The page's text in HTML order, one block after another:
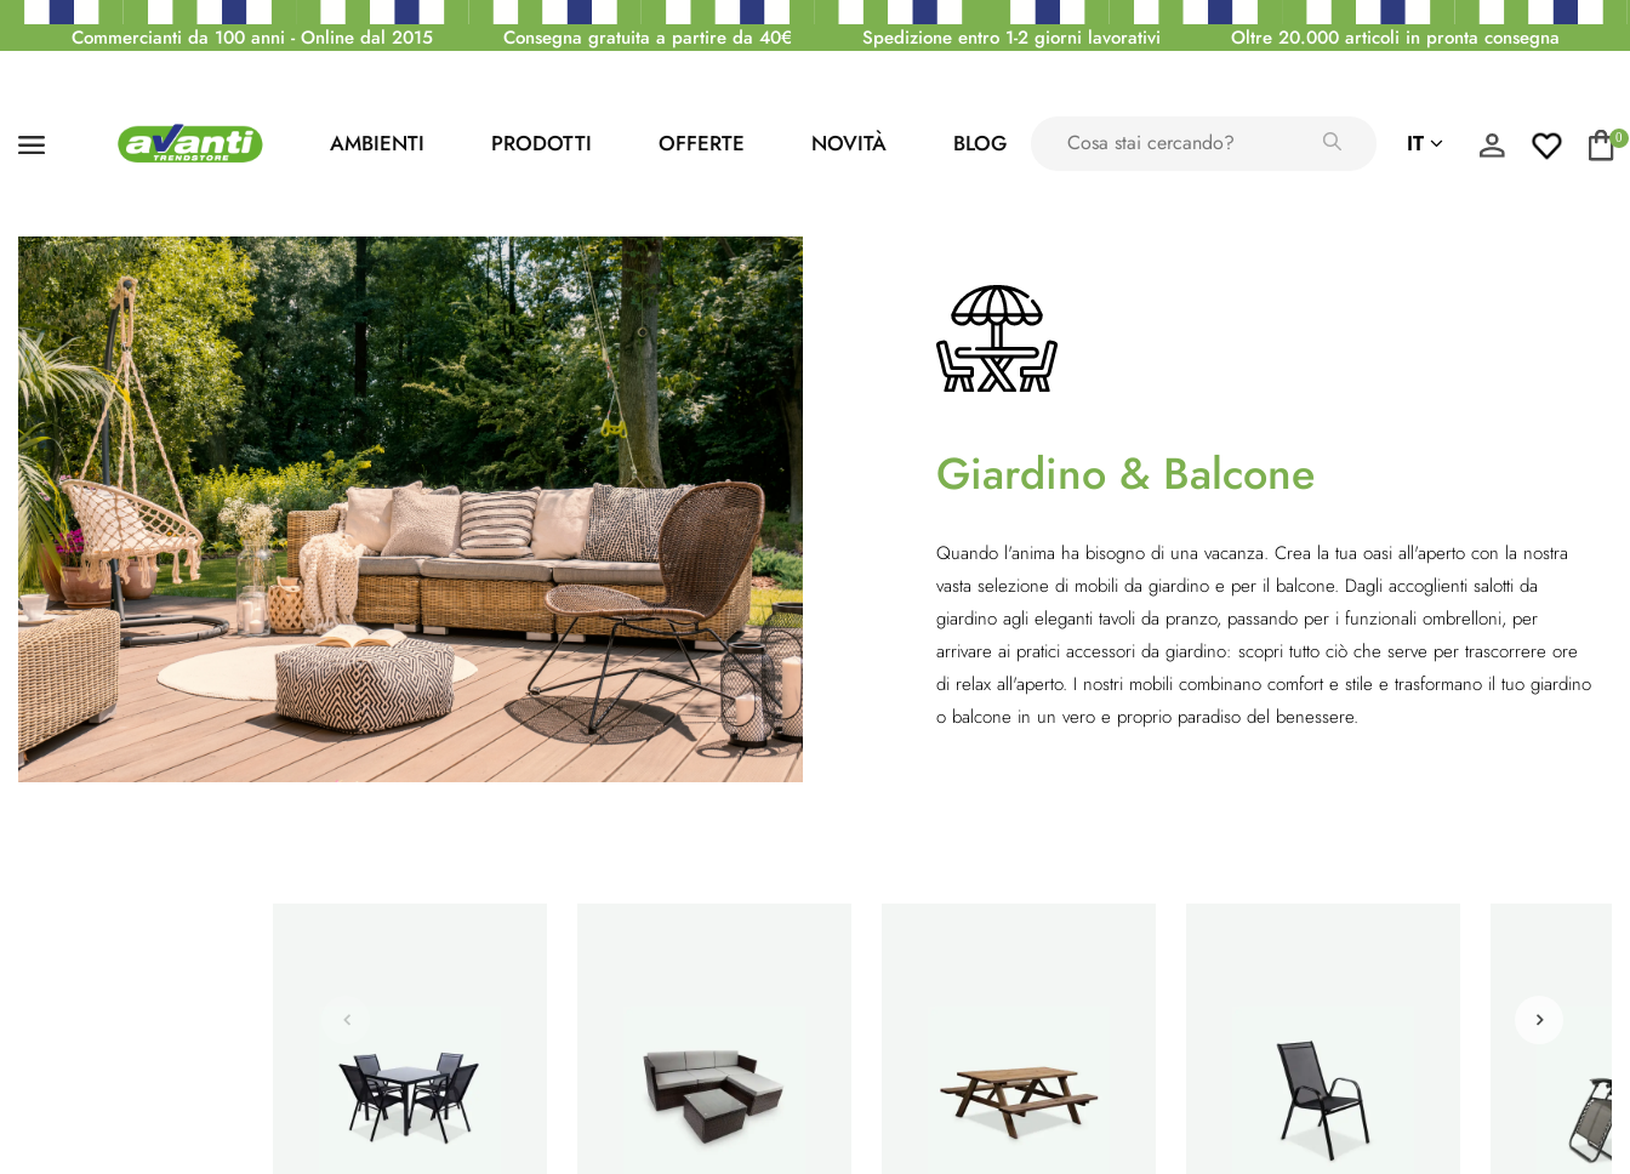
Commercianti da 100 anni - Online dal 2015 Consegna gratuita a partire da 40€ Spedizione entro 1-2 giorni lavorativi Oltre 20.000 articoli in pronta consegna
AMBIENTI PRODOTTI OFFERTE NOVITÀ BLOG IT 0
Giardino & Balcone
Quando l'anima ha bisogno di una vacanza. Crea la tua oasi all'aperto con la nostra
vasta selezione di mobili da giardino e per il balcone. Dagli accoglienti salotti da
giardino agli eleganti tavoli da pranzo, passando per i funzionali ombrelloni, per
arrivare ai pratici accessori da giardino: scopri tutto ciò che serve per trascorrere ore
di relax all'aperto. I nostri mobili combinano comfort e stile e trasformano il tuo giardino
o balcone in un vero e proprio paradiso del benessere.